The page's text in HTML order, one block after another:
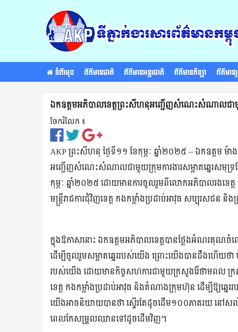
ទំព័រមុខ ព័ត៌មានជាតិ ព័ត៌មានអន្តរជាតិ ព័ត៌មានកីឡា ព័ត៌មាន
ឯកឧត្តមអភិបាលខេត្តព្រះសីហនុអញ្ជើញសំណេះសំណាលជាមួយក្
ចែករំលែក ៖​
AKP ព្រះសីហនុ ថ្ងៃទី១១ ខែកុម្ភៈ ឆ្នាំ២០២៥ -- ឯកឧត្ត
អញ្ជើញសំណេះសំណាលជាមួយក្រុមការងារសម្អាតឆ្នេរសមុទ្រព្
កុម្ភៈ ឆ្នាំ២០២៥ ដោយមានការចូលរួមពីលោកអភិបាលរងខ
មន្ត្រីរាជការជុំវិញខេត្ត កងកម្លាំងប្រដាប់អាវុធ សប្បុរសជន និង
ក្នុងឱកាសនោះ ឯកឧត្តមអភិបាលខេត្តបានថ្លែងអំណរគុណចំ
ដើម្បីចូលរួមសម្អាតឆ្នេររបស់យើង ព្រោះយើងបានដឹងហើយថា
របស់យើង ដោយមានកិច្ចសហការជាមួយក្រសួងរ៉ែថាមពល ក្រ
ខេត្ត កងកម្លាំងប្រដាប់អាវុធ និងតំណាងក្រុមហ៊ុន ដើម្បីឱ្យឆ្ន
យើងអាចនិយាយបានថា ស្ទើរតែដូចដើម១០០ភាគរយ នៅ
ពេលកែសម្រួលឈានទៅដូចដើមវិញ។